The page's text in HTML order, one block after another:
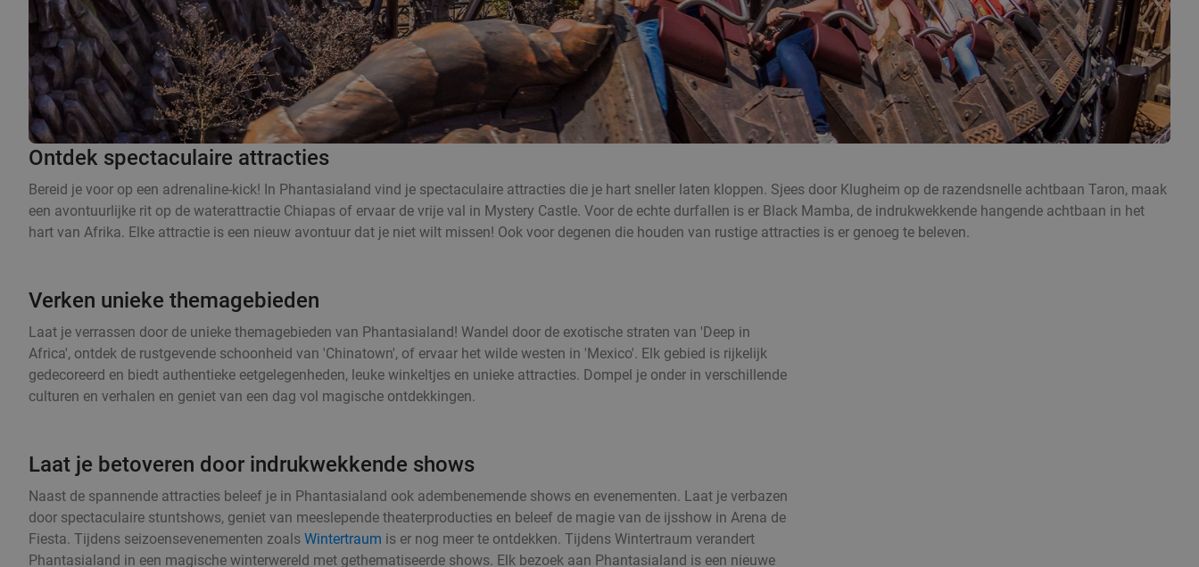
Ontdek spectaculaire attracties
Bereid je voor op een adrenaline-kick! In Phantasialand vind je spectaculaire attracties die je hart sneller laten kloppen. Sjees door Klugheim op de razendsnelle achtbaan Taron, maak
een avontuurlijke rit op de waterattractie Chiapas of ervaar de vrije val in Mystery Castle. Voor de echte durfallen is er Black Mamba, de indrukwekkende hangende achtbaan in het
hart van Afrika. Elke attractie is een nieuw avontuur dat je niet wilt missen! Ook voor degenen die houden van rustige attracties is er genoeg te beleven.
Verken unieke themagebieden
Laat je verrassen door de unieke themagebieden van Phantasialand! Wandel door de exotische straten van 'Deep in
Africa', ontdek de rustgevende schoonheid van 'Chinatown', of ervaar het wilde westen in 'Mexico'. Elk gebied is rijkelijk
gedecoreerd en biedt authentieke eetgelegenheden, leuke winkeltjes en unieke attracties. Dompel je onder in verschillende
culturen en verhalen en geniet van een dag vol magische ontdekkingen.
Laat je betoveren door indrukwekkende shows
Naast de spannende attracties beleef je in Phantasialand ook adembenemende shows en evenementen. Laat je verbazen
door spectaculaire stuntshows, geniet van meeslepende theaterproducties en beleef de magie van de ijsshow in Arena de
Fiesta. Tijdens seizoensevenementen zoals Wintertraum is er nog meer te ontdekken. Tijdens Wintertraum verandert
Phantasialand in een magische winterwereld met gethematiseerde shows. Elk bezoek aan Phantasialand is een nieuwe